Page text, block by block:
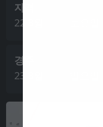
자격
22 8월
경주
23 8월